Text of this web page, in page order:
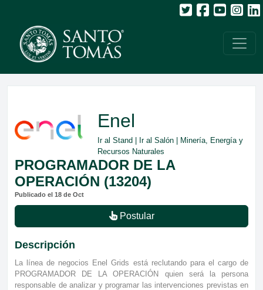
Enel
Ir al Stand Ir al Salón| Minería, Energía y
Recursos Naturales
PROGRAMADOR DE LA
OPERACIÓN (13204)
Publicado el 18 de Oct
Postular
Descripción
La línea de negocios Enel Grids está reclutando para el cargo de
PROGRAMADOR DE LA OPERACIÓN quien será la persona
responsable de analizar y programar las intervenciones previstas en